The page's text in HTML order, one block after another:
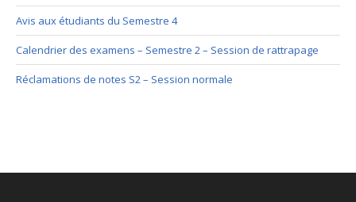
Avis aux étudiants du Semestre 4
Calendrier des examens – Semestre 2 – Session de rattrapage
Réclamations de notes S2 – Session normale